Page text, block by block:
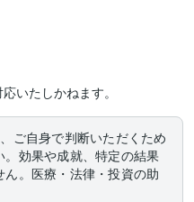
いたしかねます。
ご自身で判断いただくため
効果や成就、特定の結果
。医療・法律・投資の助